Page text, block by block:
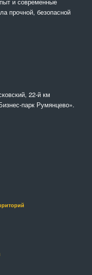
и современные
прочной, безопасной
22-й км
парк Румянцево».